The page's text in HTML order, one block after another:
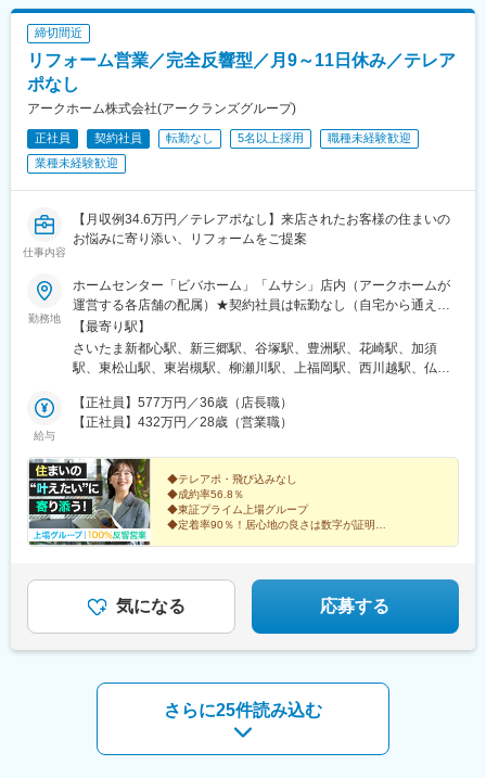
締切間近
リフォーム営業／完全反響型／月9～11日休み／テレア
ポなし
アークホーム株式会社(アークランズグループ)
正社員 契約社員 転勤なし 5名以上採用
職種未経験歓迎
業種未経験歓迎
仕事内容
【月収例34.6万円／テレアポなし】来店されたお客様の住まいの
お悩みに寄り添い、リフォームをご提案
勤務地
ホームセンター「ビバホーム」「ムサシ」店内（アークホームが
運営する各店舗の配属）★契約社員は転勤なし（自宅から通える
範囲での転勤はあります）★勤務地は希望を考慮の上、決定★一
部店舗を除き車通勤可能（無料駐車場あり）◆関東埼玉県：志木
市、鴻巣市、ふじみ野市、三郷市、久喜市、加須市、東松山市、
市、小田原市、横浜市、座間市、平塚市東京都：江東区、八王子
市、東久留米市栃木県：足利市、那須塩原市、小山市群馬県：高
巻市◆北信越 ★積極採用中長野県：須坂市新潟県：新潟市、三
条市、長岡市富山県：富山市石川県：野々市市、金沢市◆東海
★積極採用中三重県：津市岐阜県：岐阜市、大垣市◆関西大阪
府：和泉市、茨木市兵庫県：姫路市◆九州佐賀県 ：佐賀市店舗詳
細：https://archome.jp/shops
【最寄り駅】
さいたま新都心駅、新三郷駅、谷塚駅、豊洲駅、花崎駅、加須
駅、東松山駅、東岩槻駅、柳瀬川駅、上福岡駅、西川越駅、仏子
駅、さがみ野駅、平塚駅、東久留米駅、多摩境駅、東武和泉駅、
黒磯駅、小山駅、井野駅(群馬県)、小樽築港駅、稲積公園駅、泉中
三条駅、長岡駅、大泉駅(富山県)、野々市駅(ＩＲいしかわ鉄道
線)、東金沢駅、白塚駅、柳津駅(岐阜県)、美濃青柳駅、和泉中央
駅、茨木市駅、夢前川駅、佐賀駅
給与
【正社員】577万円／36歳（店長職）
【正社員】432万円／28歳（営業職）
◆テレアポ・飛び込みなし
◆成約率56.8％
◆東証プライム上場グループ
◆定着率90％！居心地の良さは数字が証明！
気になる 応募する
さらに25件読み込む